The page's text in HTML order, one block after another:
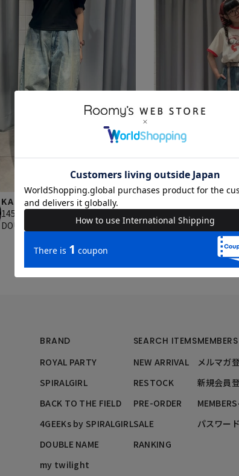
KAEDE
145cm
DOUBLENAME梅田エスト店
152cm
BRAND
ROYAL PARTY
SPIRALGIRL
BACK TO THE FIELD
4GEEKs by SPIRALGIRL
DOUBLE NAME
my twilight
SEARCH ITEMS
NEW ARRIVAL
RESTOCK
PRE-ORDER
SALE
RANKING
MEMBERS
メルマガ
新規会員
パスワー